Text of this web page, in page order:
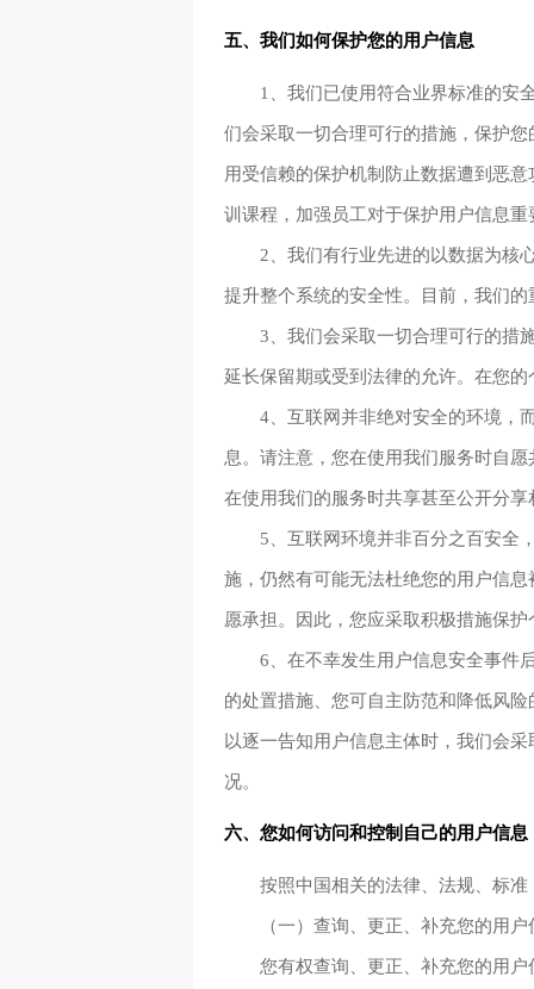
五、我们如何保护您的用户信息
1、我们已使用符合业界标准的安
们会采取一切合理可行的措施，保护
用受信赖的保护机制防止数据遭到恶
训课程，加强员工对于保护用户信息重
2、我们有行业先进的以数据为核
提升整个系统的安全性。目前，我们
3、我们会采取一切合理可行的措
延长保留期或受到法律的允许。在您
4、互联网并非绝对安全的环境，
息。请注意，您在使用我们服务时自
在使用我们的服务时共享甚至公开分享
5、互联网环境并非百分之百安全
施，仍然有可能无法杜绝您的用户信
愿承担。因此，您应采取积极措施保
6、在不幸发生用户信息安全事件
的处置措施、您可自主防范和降低风
以逐一告知用户信息主体时，我们会
况。
六、您如何访问和控制自己的用户信息
按照中国相关的法律、法规、标
（一）查询、更正、补充您的用户
您有权查询、更正、补充您的用